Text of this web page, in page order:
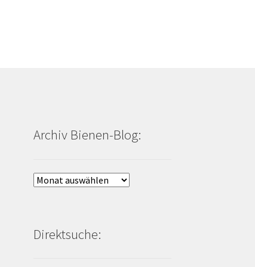
Archiv Bienen-Blog:
Archiv
Direktsuche: